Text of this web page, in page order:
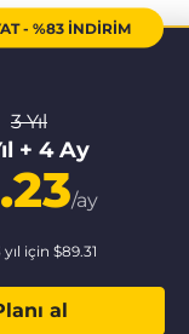
- %83 İNDİRİM
3 Yıl
+ 4 Ay
/ay
yıl için $89.31
al